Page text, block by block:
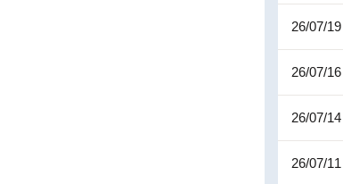
26/07/19
26/07/16
26/07/14
26/07/11